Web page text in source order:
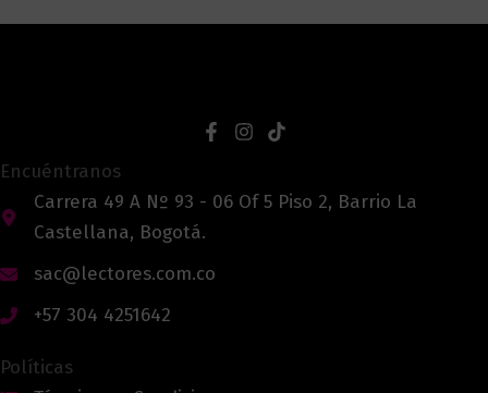
Encuéntranos
Carrera 49 A Nº 93 - 06 Of 5 Piso 2, Barrio La
Castellana, Bogotá.
sac@lectores.com.co
+57 304 4251642
Políticas